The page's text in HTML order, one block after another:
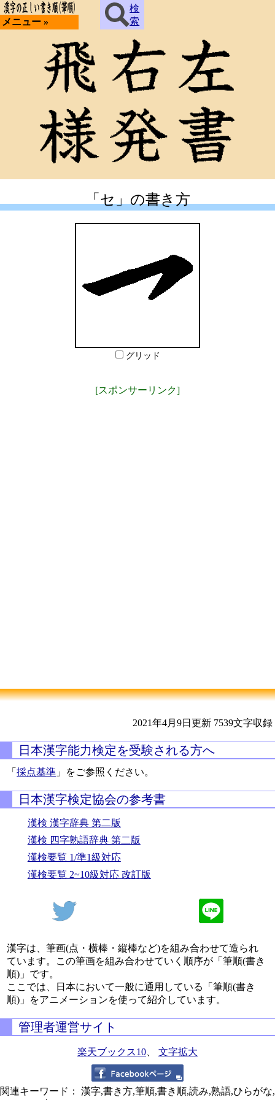
メニュー »
検
索
「セ」の書き方
グリッド
[スポンサーリンク]
2021年4月9日更新 7539文字収録
日本漢字能力検定を受験される方へ
「採点基準 」をご参照ください。
日本漢字検定協会の参考書
漢検 漢字辞典 第二版
漢検 四字熟語辞典 第二版
漢検要覧 1/準1級対応
漢検要覧 2~10級対応 改訂版
漢字は、筆画(点・横棒・縦棒など)を組み合わせて造られ
ています。この筆画を組み合わせていく順序が「筆順(書き
順)」です。
ここでは、日本において一般に通用している「筆順(書き
順)」をアニメーションを使って紹介しています。
管理者運営サイト
楽天ブックス10 文字拡大
関連キーワード： 漢字,書き方,筆順,書き順,読み,熟語,ひらがな,